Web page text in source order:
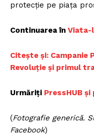
protecție pe piața
Continuarea în Viata-
Citește și: Campanie
Revoluție și primul
Urmăriți PressHUB și
(Fotografie generică.
Facebook)